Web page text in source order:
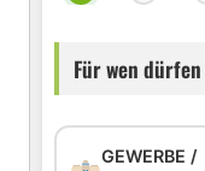
Für wen
GEWERBE /